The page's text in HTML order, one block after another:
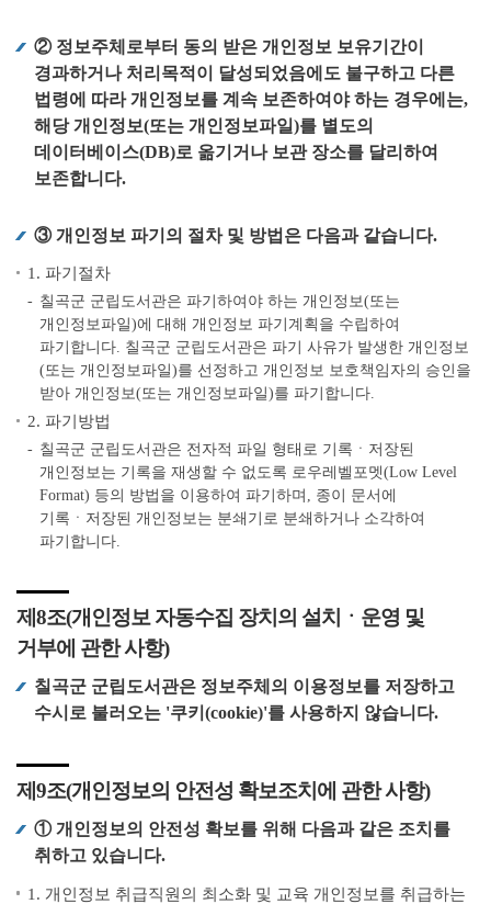
② 정보주체로부터 동의 받은 개인정보 보유기간이
경과하거나 처리목적이 달성되었음에도 불구하고 다른
법령에 따라 개인정보를 계속 보존하여야 하는 경우에는,
해당 개인정보(또는 개인정보파일)를 별도의
데이터베이스(DB)로 옮기거나 보관 장소를 달리하여
보존합니다.
③ 개인정보 파기의 절차 및 방법은 다음과 같습니다.
1. 파기절차
칠곡군 군립도서관은 파기하여야 하는 개인정보(또는
개인정보파일)에 대해 개인정보 파기계획을 수립하여
파기합니다. 칠곡군 군립도서관은 파기 사유가 발생한 개인정보
(또는 개인정보파일)를 선정하고 개인정보 보호책임자의 승인을
받아 개인정보(또는 개인정보파일)를 파기합니다.
2. 파기방법
칠곡군 군립도서관은 전자적 파일 형태로 기록ㆍ저장된
개인정보는 기록을 재생할 수 없도록 로우레벨포멧(Low Level
Format) 등의 방법을 이용하여 파기하며, 종이 문서에
기록ㆍ저장된 개인정보는 분쇄기로 분쇄하거나 소각하여
파기합니다.
제8조(개인정보 자동수집 장치의 설치ㆍ운영 및
거부에 관한 사항)
칠곡군 군립도서관은 정보주체의 이용정보를 저장하고
수시로 불러오는 '쿠키(cookie)'를 사용하지 않습니다.
제9조(개인정보의 안전성 확보조치에 관한 사항)
① 개인정보의 안전성 확보를 위해 다음과 같은 조치를
취하고 있습니다.
1. 개인정보 취급직원의 최소화 및 교육 개인정보를 취급하는